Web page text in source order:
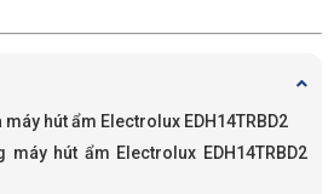
hút ẩm Electrolux EDH14TRBD2
hút ẩm Electrolux EDH14TRBD2